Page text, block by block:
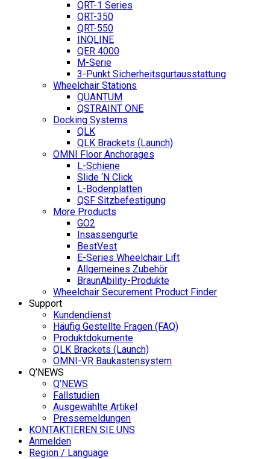
QRT-1 Series
QRT-350
QRT-550
INQLINE
QER 4000
M-Serie
3-Punkt Sicherheitsgurtausstattung
Wheelchair Stations
QUANTUM
QSTRAINT ONE
Docking Systems
QLK
QLK Brackets (Launch)
OMNI Floor Anchorages
L-Schiene
Slide ‘N Click
L-Bodenplatten
QSF Sitzbefestigung
More Products
GO2
Insassengurte
BestVest
E-Series Wheelchair Lift
Allgemeines Zubehör
BraunAbility-Produkte
Wheelchair Securement Product Finder
Support
Kundendienst
Häufig Gestellte Fragen (FAQ)
Produktdokumente
QLK Brackets (Launch)
OMNI-VR Baukastensystem
Q’NEWS
Q’NEWS
Fallstudien
Ausgewählte Artikel
Pressemeldungen
KONTAKTIEREN SIE UNS
Anmelden
Region / Language